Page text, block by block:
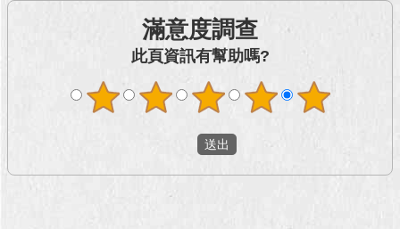
滿意度調查
此頁資訊有幫助嗎?